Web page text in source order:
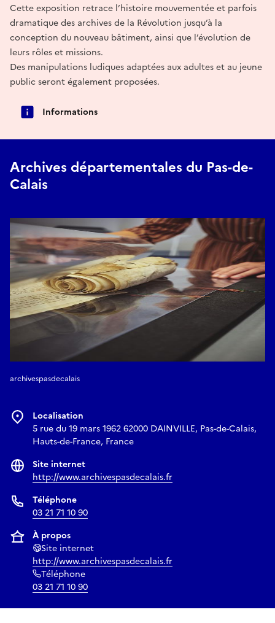
Cette exposition retrace l’histoire mouvementée et parfois
dramatique des archives de la Révolution jusqu’à la
conception du nouveau bâtiment, ainsi que l’évolution de
leurs rôles et missions.
Des manipulations ludiques adaptées aux adultes et au jeune
public seront également proposées.
Informations
Archives départementales du Pas-de-
Calais
archivespasdecalais
Localisation
5 rue du 19 mars 1962 62000 DAINVILLE, Pas-de-Calais,
Hauts-de-France, France
Site internet
http://www.archivespasdecalais.fr
Téléphone
03 21 71 10 90
À propos
Site internet
http://www.archivespasdecalais.fr
Téléphone
03 21 71 10 90